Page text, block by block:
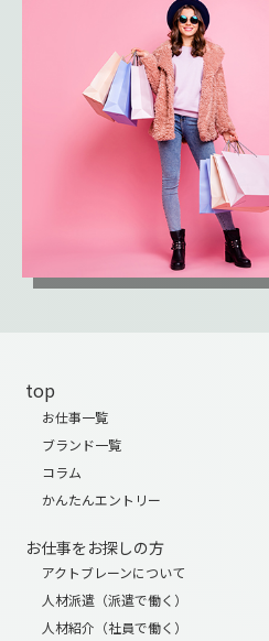
top
お仕事一覧
ブランド一覧
コラム
かんたんエントリー
お仕事をお探しの方
アクトブレーンについて
人材派遣（派遣で働く）
人材紹介（社員で働く）